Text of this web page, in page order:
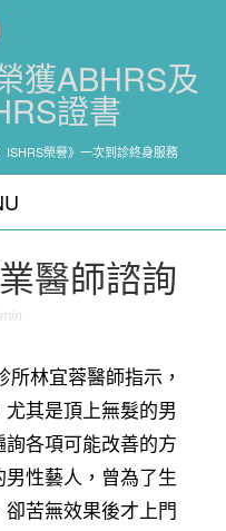
獲ABHRS及
證書
ISHRS榮譽》一次到診終身服務
醫師諮詢
林宜蓉醫師指示，
其是頂上無髮的男
各項可能改善的方
性藝人，曾為了生
苦無效果後才上門